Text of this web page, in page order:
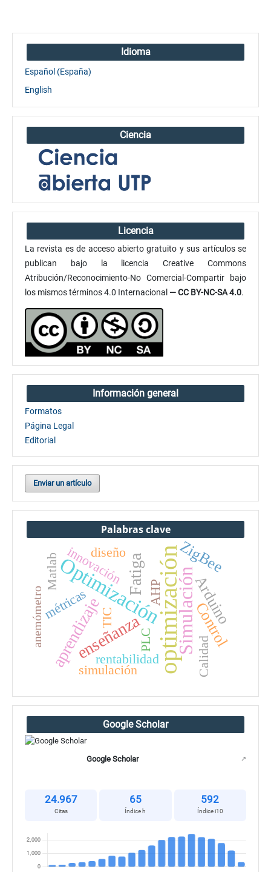
Idioma
Español (España)
English
Ciencia
Licencia
La revista es de acceso abierto gratuito y sus artículos se
publican bajo la licencia Creative Commons
Atribución/Reconocimiento-No Comercial-Compartir bajo
los mismos términos 4.0 Internacional — CC BY-NC-SA 4.0.
Información general
Formatos
Página Legal
Editorial
Enviar un artículo
Palabras clave
optimización
OptimizaciónSimulación
Fatiga
enseñanza
aprendizaje Arduino
ZigBee
Control
métricas TIC
innovación
PLC
rentabilidad
simulación
AHP
Matlab
diseño
Calidad
anemómetro
Google Scholar
Google Scholar ↗
24.967
Citas
65
Índice h
592
Índice i10